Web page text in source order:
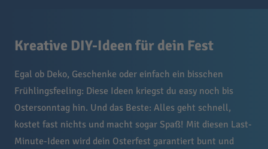
Kreative DIY-Ideen für dein Fest
Egal ob Deko, Geschenke oder einfach ein bisschen
Frühlingsfeeling: Diese Ideen kriegst du easy noch bis
Ostersonntag hin. Und das Beste: Alles geht schnell,
kostet fast nichts und macht sogar Spaß! Mit diesen Last-
Minute-Ideen wird dein Osterfest garantiert bunt und